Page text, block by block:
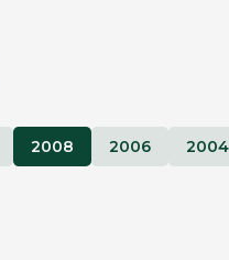
2008 2006 2004